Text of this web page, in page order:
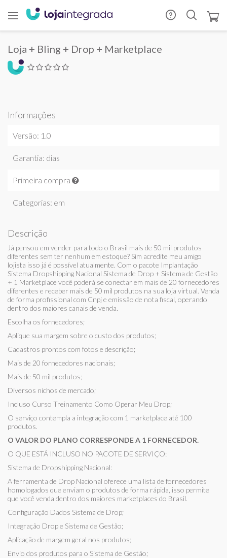
Loja + Bling + Drop + Marketplace
Informações
Versão: 1.0
Garantia: dias
Primeira compra
Categorias: em
Descrição
Já pensou em vender para todo o Brasil mais de 50 mil produtos
diferentes sem ter nenhum em estoque? Sim acredite meu amigo
lojista isso já é possível atualmente. Com o pacote Implantação
Sistema Dropshipping Nacional Sistema de Drop + Sistema de Gestão
+ 1 Marketplace você poderá se conectar em mais de 20 fornecedores
diferentes e receber mais de 50 mil produtos na sua loja virtual. Venda
de forma profissional com Cnpj e emissão de nota fiscal, operando
dentro dos maiores canais de venda.
Escolha os fornecedores;
Aplique sua margem sobre o custo dos produtos;
Cadastros prontos com fotos e descrição;
Mais de 20 fornecedores nacionais;
Mais de 50 mil produtos;
Diversos nichos de mercado;
Incluso Curso Treinamento Como Operar Meu Drop;
O serviço contempla a integração com 1 marketplace até 100
produtos.
O VALOR DO PLANO CORRESPONDE A 1 FORNECEDOR.
O QUE ESTÁ INCLUSO NO PACOTE DE SERVIÇO:
Sistema de Dropshipping Nacional:
A ferramenta de Drop Nacional oferece uma lista de fornecedores
homologados que enviam o produtos de forma rápida, isso permite
que você venda dentro dos maiores marketplaces do Brasil.
Configuração Dados Sistema de Drop;
Integração Drop e Sistema de Gestão;
Aplicação de margem geral nos produtos;
Envio dos produtos para o Sistema de Gestão;